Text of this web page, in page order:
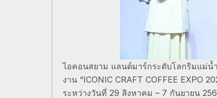
ไอคอนสยาม แลนด์มาร์กระดับโลกริมแม่น้
งาน “ICONIC CRAFT COFFEE EXPO
ระหว่างวันที่ 29 สิงหาคม – 7 กันยายน